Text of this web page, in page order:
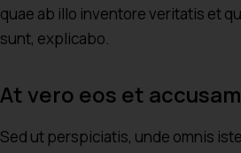
quae ab illo inventore veritatis et
sunt, explicabo.
At vero eos et accusam
Sed ut perspiciatis, unde omnis